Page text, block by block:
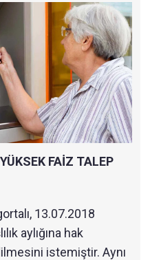
FAİZ TALEP
13.07.2018
aylığına hak
istemiştir. Aynı